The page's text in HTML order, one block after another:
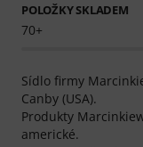
POLOŽKY SKLADEM
70+
Sídlo firmy
Canby (USA).
Produkty
americké.